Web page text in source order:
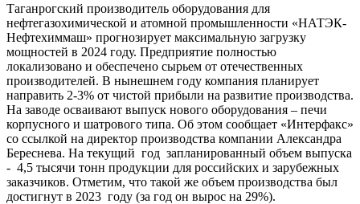
Таганрогский производитель оборудования для
нефтегазохимической и атомной промышленности «НАТЭК-
Нефтехиммаш» прогнозирует максимальную загрузку
мощностей в 2024 году. Предприятие полностью
локализовано и обеспечено сырьем от отечественных
производителей. В нынешнем году компания планирует
направить 2-3% от чистой прибыли на развитие производства.
На заводе осваивают выпуск нового оборудования – печи
корпусного и шатрового типа. Об этом сообщает «Интерфакс»
со ссылкой на директор производства компании Александра
Береснева. На текущий год запланированный объем выпуска
- 4,5 тысячи тонн продукции для российских и зарубежных
заказчиков. Отметим, что такой же объем производства был
достигнут в 2023 году (за год он вырос на 29%).